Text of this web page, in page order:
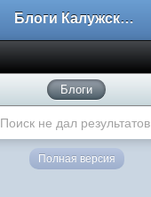
Блоги Калужского перекрестка
Блоги
Поиск не дал результатов.
Полная версия